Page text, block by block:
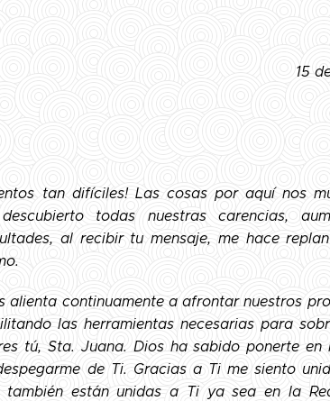
15
tan difíciles! Las cosas por aquí nos
todas nuestras carencias,
al recibir tu mensaje, me hace
alienta continuamente a afrontar nuestros
las herramientas necesarias para
tú, Sta. Juana. Dios ha sabido ponerte en
de Ti. Gracias a Ti me siento
están unidas a Ti ya sea en la